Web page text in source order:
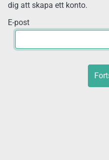
dig att skapa ett konto.
E-post